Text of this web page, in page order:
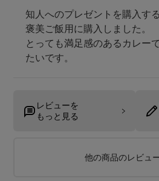
知人へのプレゼントを購入す
褒美ご飯用に購入しました。
とっても満足感のあるカレー
たいです。
レビューを
もっと見る
他の商品のレビュ